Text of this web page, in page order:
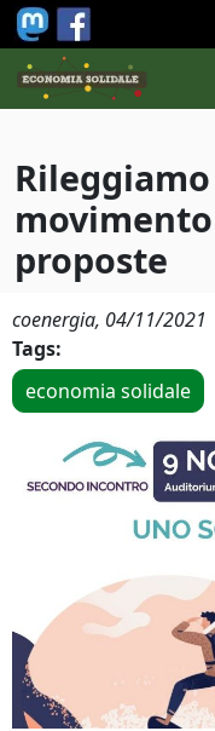
Salta al contenuto
proposte
coenergia, 04/11/2021
Tags:
economia solidale